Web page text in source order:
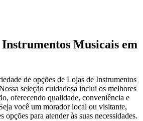
Musicais em
de opções de Lojas de Instrumentos
seleção cuidadosa inclui os melhores
oferecendo qualidade, conveniência e
você um morador local ou visitante,
opções para atender às suas necessidades.